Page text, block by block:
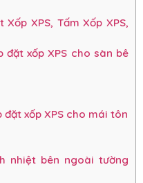
XPS, Tấm Xốp XPS,
xốp XPS cho sàn bê
xốp XPS cho mái tôn
nhiệt bên ngoài tường